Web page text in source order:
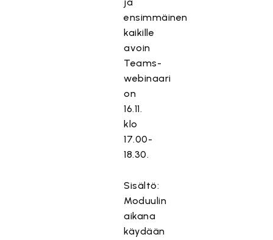
ensimmäinen
kaikille
avoin
Teams-
webinaari
on
16.11.
klo
17.00-
18.30.
Sisältö:
Moduulin
aikana
käydään